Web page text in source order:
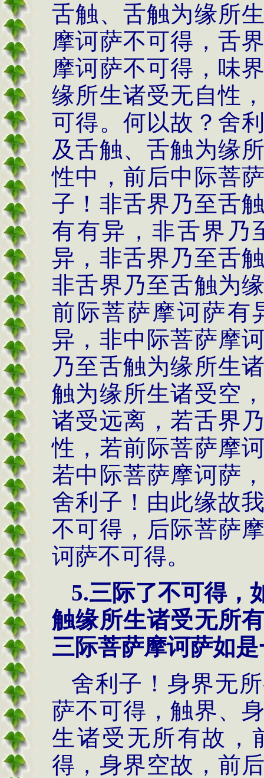
舌触、舌触为缘所
摩诃萨不可得，舌
摩诃萨不可得，味
缘所生诸受无自性
可得。何以故？舍
及舌触、舌触为缘
性中，前后中际菩
子！非舌界乃至舌
有有异，非舌界乃
异，非舌界乃至舌
非舌界乃至舌触为
前际菩萨摩诃萨有
异，非中际菩萨摩
乃至舌触为缘所生
触为缘所生诸受空
诸受远离，若舌界
性，若前际菩萨摩
若中际菩萨摩诃萨
舍利子！由此缘故
不可得，后际菩萨
诃萨不可得。
5.三际了不可得，
触缘所生诸受无所
三际菩萨摩诃萨如
舍利子！身界无
萨不可得，触界、
生诸受无所有故，
得，身界空故，前